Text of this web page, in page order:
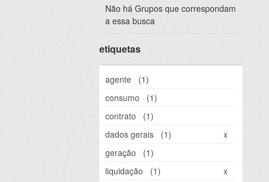
Não há Grupos que correspondam
a essa busca
etiquetas
agente
(1)
consumo
(1)
contrato
(1)
dados gerais
(1)
x
geração
(1)
liquidação
(1)
x